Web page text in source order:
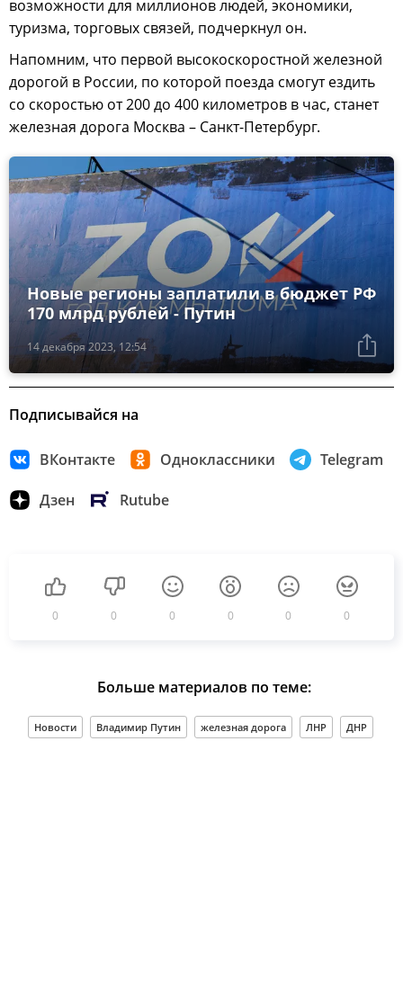
возможности для миллионов людей, экономики,
туризма, торговых связей, подчеркнул он.
Напомним, что первой высокоскоростной железной
дорогой в России, по которой поезда смогут ездить
со скоростью от 200 до 400 километров в час, станет
железная дорога Москва – Санкт-Петербург.
14 декабря 2023, 12:54
Новые регионы заплатили в бюджет РФ
170 млрд рублей - Путин
Подписывайся на
ВКонтакте Одноклассники Telegram
Дзен Rutube
0 0 0 0 0 0
Больше материалов по теме:
Новости Владимир Путин железная дорога ЛНР ДНР